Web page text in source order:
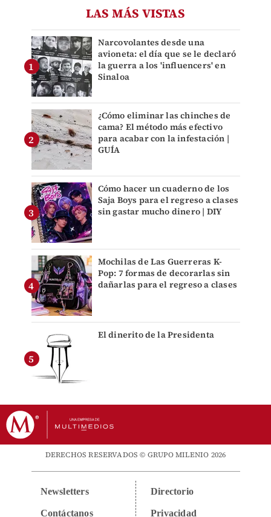
LAS MÁS VISTAS
Narcovolantes desde una
avioneta: el día que se le declaró
la guerra a los 'influencers' en
Sinaloa
¿Cómo eliminar las chinches de
cama? El método más efectivo
para acabar con la infestación |
GUÍA
Cómo hacer un cuaderno de los
Saja Boys para el regreso a clases
sin gastar mucho dinero | DIY
Mochilas de Las Guerreras K-
Pop: 7 formas de decorarlas sin
dañarlas para el regreso a clases
El dinerito de la Presidenta
DERECHOS RESERVADOS © GRUPO MILENIO 2026
Newsletters
Contáctanos
Directorio
Privacidad